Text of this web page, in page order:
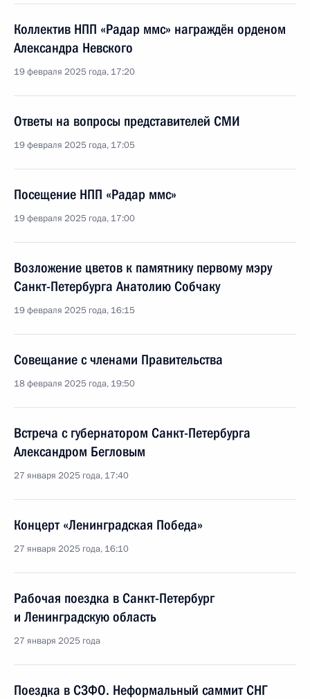
Коллектив НПП «Радар ммс» награждён орденом
Александра Невского
19 февраля 2025 года, 17:20
Ответы на вопросы представителей СМИ
19 февраля 2025 года, 17:05
Посещение НПП «Радар ммс»
19 февраля 2025 года, 17:00
Возложение цветов к памятнику первому мэру
Санкт-Петербурга Анатолию Собчаку
19 февраля 2025 года, 16:15
Совещание с членами Правительства
18 февраля 2025 года, 19:50
Встреча с губернатором Санкт-Петербурга
Александром Бегловым
27 января 2025 года, 17:40
Концерт «Ленинградская Победа»
27 января 2025 года, 16:10
Рабочая поездка в Санкт-Петербург
и Ленинградскую область
27 января 2025 года
Поездка в СЗФО. Неформальный саммит СНГ